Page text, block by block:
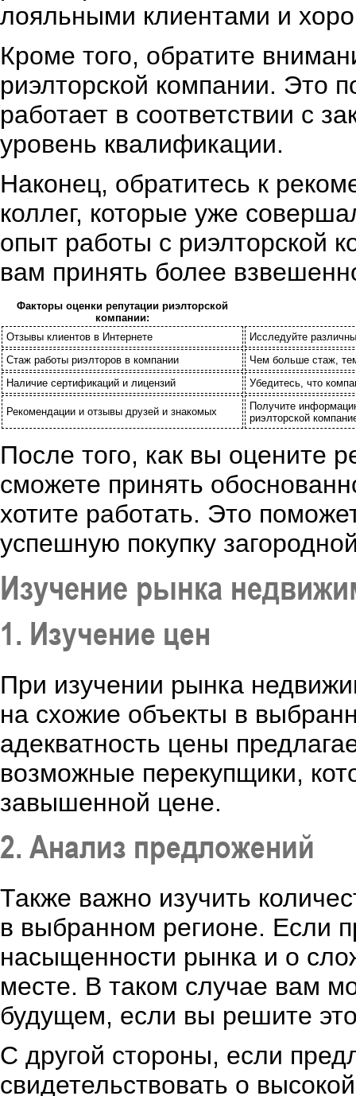
лояльными клиентами и
Кроме того, обратите
риэлторской компании. Это
работает в соответствии с
уровень квалификации.
Наконец, обратитесь к
коллег, которые уже
опыт работы с риэлторской
вам принять более
Факторы оценки репутации риэлторской
компании:
Отзывы клиентов в Интернете
Исследуйте
Стаж работы риэлторов в компании
Чем больше стаж,
Наличие сертификаций и лицензий
Убедитесь, что
Рекомендации и отзывы друзей и знакомых
Получите
риэлторской
После того, как вы оцените
сможете принять
хотите работать. Это
успешную покупку
Изучение рынка
1. Изучение цен
При изучении рынка
на схожие объекты в
адекватность цены
возможные перекупщики,
завышенной цене.
2. Анализ предложений
Также важно изучить
в выбранном регионе. Если
насыщенности рынка и о
месте. В таком случае вам
будущем, если вы решите
С другой стороны, если
свидетельствовать о